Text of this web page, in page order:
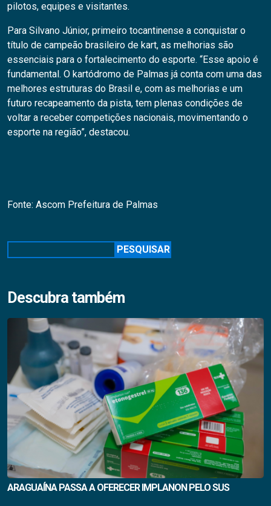
pilotos, equipes e visitantes.
Para Silvano Júnior, primeiro tocantinense a conquistar o
título de campeão brasileiro de kart, as melhorias são
essenciais para o fortalecimento do esporte. “Esse apoio é
fundamental. O kartódromo de Palmas já conta com uma das
melhores estruturas do Brasil e, com as melhorias e um
futuro recapeamento da pista, tem plenas condições de
voltar a receber competições nacionais, movimentando o
esporte na região”, destacou.
Fonte: Ascom Prefeitura de Palmas
PESQUISAR
Descubra também
ARAGUAÍNA PASSA A OFERECER IMPLANON PELO SUS